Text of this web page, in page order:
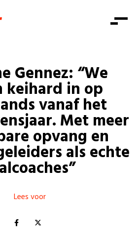
Zorg
kansen
Welzijn
Pensioenen
Onze mensen
Standpunten
Vacatures
Doe mee
Doe mee
Word lid
Mis niets
Shop
Zoeken
Login
Login
Doe mee
Gennez: “We
keihard in op
vanaf het
Met meer
opvang en
als echte
Lees voor